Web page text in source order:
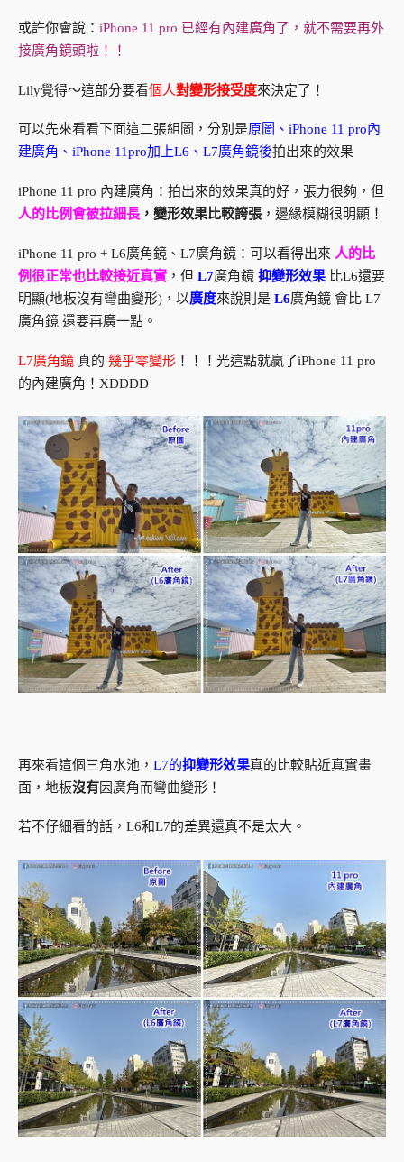
或許你會說： iPhone 11 pro 已經有內建廣角了，就不需要再外
接廣角鏡頭啦！！
Lily覺得～這部分要看個人對變形接受度來決定了！
可以先來看看下面這二張組圖，分別是原圖、iPhone 11 pro內
建廣角、iPhone 11pro加上L6、L7廣角鏡後拍出來的效果
iPhone 11 pro 內建廣角：拍出來的效果真的好，張力很夠，但
人的比例會被拉細長 ，變形效果比較誇張 ，邊緣模糊很明顯！
iPhone 11 pro + L6廣角鏡、L7廣角鏡：可以看得出來 人的比
例很正常也比較接近真實 ，但 L7廣角鏡 抑變形效果 比L6還要
明顯(地板沒有彎曲變形)，以廣度來說則是 L6廣角鏡 會比 L7
廣角鏡 還要再廣一點。
L7廣角鏡 真的 幾乎零變形 ！！！光這點就贏了iPhone 11 pro
的內建廣角！XDDDD
再來看這個三角水池， L7的抑變形效果真的比較貼近真實畫
面，地板沒有因廣角而彎曲變形！
若不仔細看的話，L6和L7的差異還真不是太大。